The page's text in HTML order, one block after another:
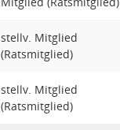
stellv. Mitglied
(Ratsmitglied)
stellv. Mitglied
(Ratsmitglied)